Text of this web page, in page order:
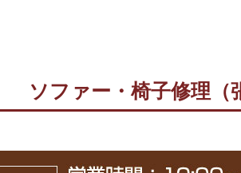
ソファー・椅子修理（